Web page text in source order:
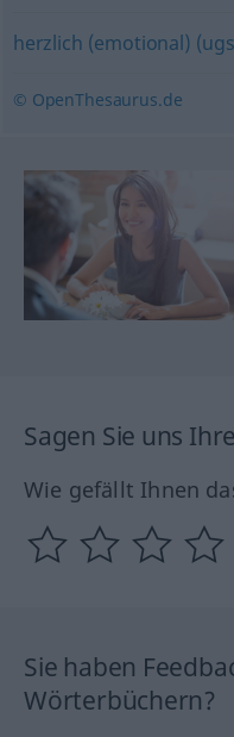
herzlich (emotional)
© OpenThesaurus.de
Sagen Sie uns
Wie gefällt Ihnen
Sie haben
Wörterbüchern?